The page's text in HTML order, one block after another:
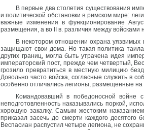
В первые два столетия существования
и политической обстановки в римском мире:
важные изменения в функционирование
размещения, а во II в. различия между войсками
В некотором отношении охрана уязвимых
защищают свои дома. Но такая политика
других границ, могла быть утрачена идея
императорский пост, прежде чем четвертый,
грозило превратиться в местную милицию
Довольно часто войска, согласные служить в
особенно отличались легионы, размещенные на
Командовавший в победоносной войне
неподготовленность наказывались поркой,
хорошую закалку. Самым жестоким
приказал засечь до смерти каждого
Веспасиан распустил четыре легиона, не